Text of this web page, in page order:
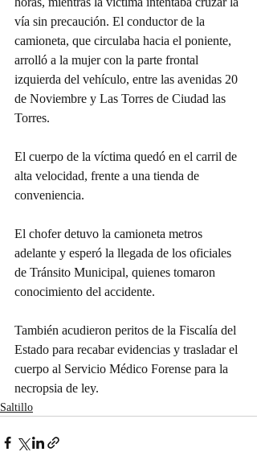
vía sin precaución. El conductor de la
camioneta, que circulaba hacia el poniente,
arrolló a la mujer con la parte frontal
izquierda del vehículo, entre las avenidas 20
de Noviembre y Las Torres de Ciudad las
Torres.
El cuerpo de la víctima quedó en el carril de
alta velocidad, frente a una tienda de
conveniencia.
El chofer detuvo la camioneta metros
adelante y esperó la llegada de los oficiales
de Tránsito Municipal, quienes tomaron
conocimiento del accidente.
También acudieron peritos de la Fiscalía del
Estado para recabar evidencias y trasladar el
cuerpo al Servicio Médico Forense para la
necropsia de ley.
Saltillo